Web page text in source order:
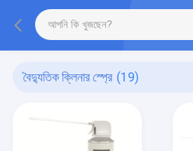
বৈদ্যুতিক ক্লিনার স্প্রে (19)